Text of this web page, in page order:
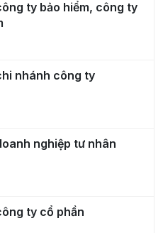
ty bảo hiểm, công ty
nhánh công ty
nghiệp tư nhân
ty cổ phần